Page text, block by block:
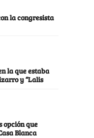
la congresista
la que estaba
y “Lalis
opción que
Blanca